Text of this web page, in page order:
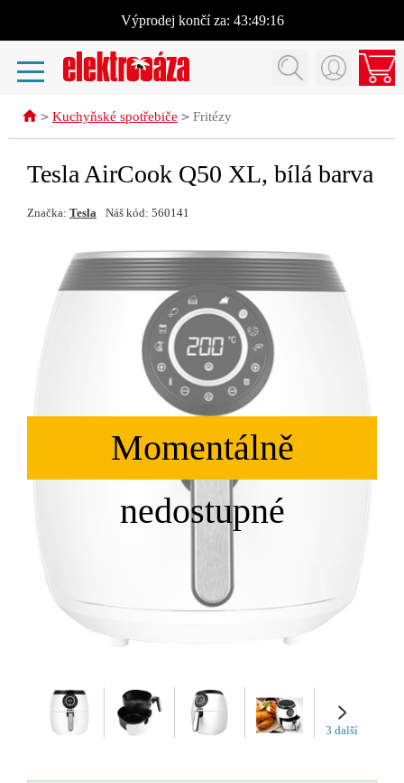
Výprodej končí za: 43:49:16
> Kuchyňské spotřebiče > Fritézy
Tesla AirCook Q50 XL, bílá barva
Značka: Tesla Náš kód: 560141
3 další